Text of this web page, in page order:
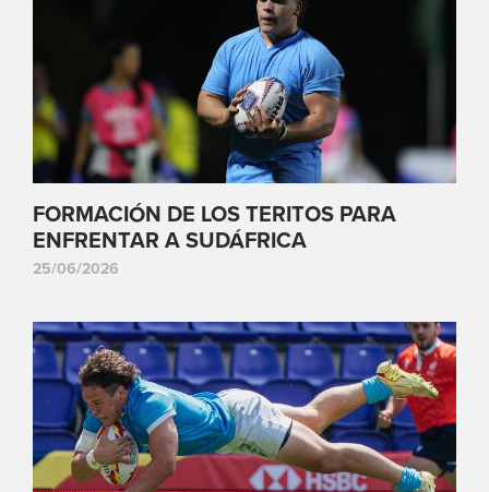
FORMACIÓN DE LOS TERITOS PARA
ENFRENTAR A SUDÁFRICA
25/06/2026